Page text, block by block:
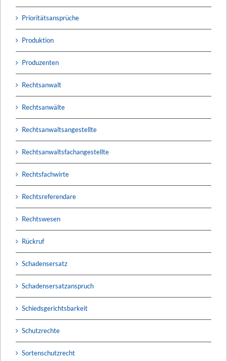
Prioritätsansprüche
Produktion
Produzenten
Rechtsanwalt
Rechtsanwälte
Rechtsanwaltsangestellte
Rechtsanwaltsfachangestellte
Rechtsfachwirte
Rechtsreferendare
Rechtswesen
Rückruf
Schadensersatz
Schadensersatzanspruch
Schiedsgerichtsbarkeit
Schutzrechte
Sortenschutzrecht